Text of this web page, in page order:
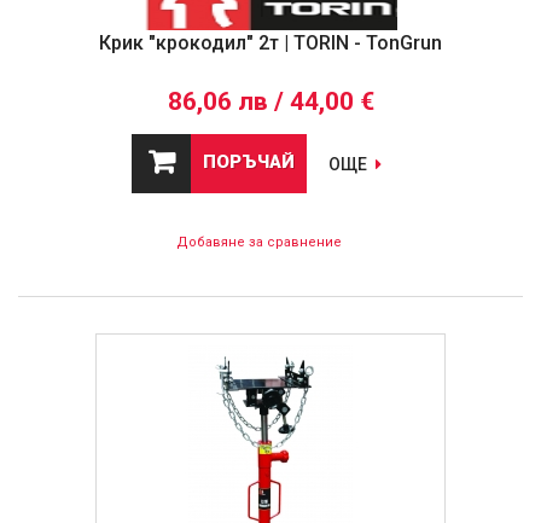
Крик "крокодил" 2т | TORIN - TonGrun
86,06 лв / 44,00 €
ПОРЪЧАЙ ОЩЕ
Добавяне за сравнение